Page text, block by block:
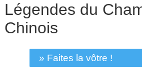
Légendes du
Chinois
» Faites la vôtre !